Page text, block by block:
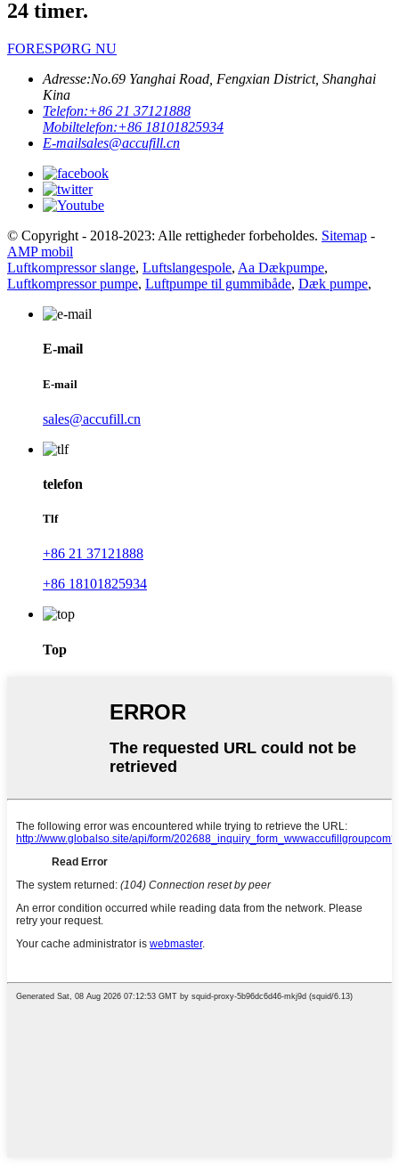
24 timer.
FORESPØRG NU
Adresse:No.69 Yanghai Road, Fengxian District, Shanghai
Kina
Telefon:+86 21 37121888
Mobiltelefon:+86 18101825934
E-mailsales@accufill.cn
© Copyright - 2018-2023: Alle rettigheder forbeholdes. Sitemap -
AMP mobil
Luftkompressor slange, Luftslangespole, Aa Dækpumpe,
Luftkompressor pumpe, Luftpumpe til gummibåde, Dæk pumpe,
E-mail
E-mail
sales@accufill.cn
telefon
Tlf
+86 21 37121888
+86 18101825934
Top